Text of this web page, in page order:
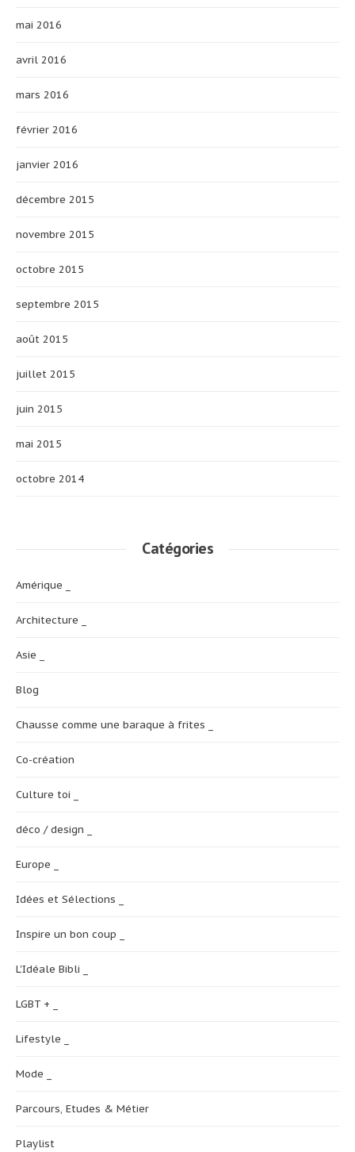
mai 2016
avril 2016
mars 2016
février 2016
janvier 2016
décembre 2015
novembre 2015
octobre 2015
septembre 2015
août 2015
juillet 2015
juin 2015
mai 2015
octobre 2014
Catégories
Amérique _
Architecture _
Asie _
Blog
Chausse comme une baraque à frites _
Co-création
Culture toi _
déco / design _
Europe _
Idées et Sélections _
Inspire un bon coup _
L'Idéale Bibli _
LGBT + _
Lifestyle _
Mode _
Parcours, Etudes & Métier
Playlist